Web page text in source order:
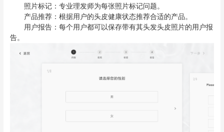
照片标记：专业理发师为每张照片标记问题。
产品推荐：根据用户的头皮健康状态推荐合适的产品。
用户报告：每个用户都可以保存带有其头发头皮照片的用户报
告。